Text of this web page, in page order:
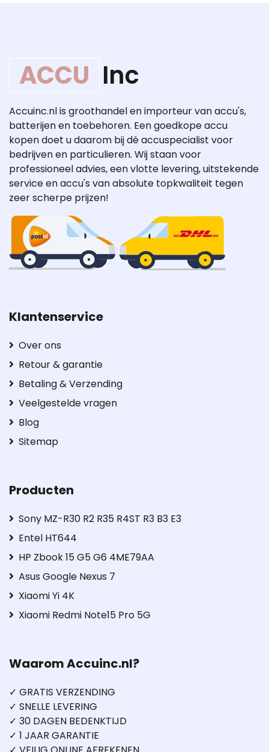
ACCU Inc
Accuinc.nl is groothandel en importeur van accu's,
batterijen en toebehoren. Een goedkope accu
kopen doet u daarom bij dé accuspecialist voor
bedrijven en particulieren. Wij staan voor
professioneel advies, een vlotte levering, uitstekende
service en accu's van absolute topkwaliteit tegen
zeer scherpe prijzen!
Klantenservice
Over ons
Retour & garantie
Betaling & Verzending
Veelgestelde vragen
Blog
Sitemap
Producten
Sony MZ-R30 R2 R35 R4ST R3 B3 E3
Entel HT644
HP Zbook 15 G5 G6 4ME79AA
Asus Google Nexus 7
Xiaomi Yi 4K
Xiaomi Redmi Note15 Pro 5G
Waarom Accuinc.nl?
✓ GRATIS VERZENDING
✓ SNELLE LEVERING
✓ 30 DAGEN BEDENKTIJD
✓ 1 JAAR GARANTIE